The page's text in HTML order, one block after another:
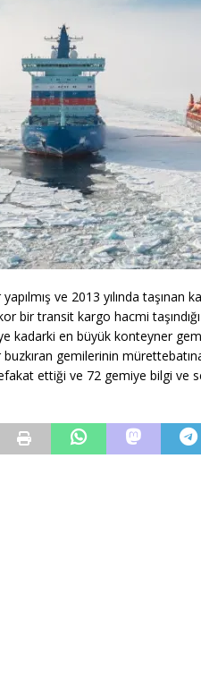
ve 2013 yılında taşınan
bir transit kargo hacmi
kadarki en büyük konteyner
gemilerinin
ettiği ve 72 gemiye bilgi ve